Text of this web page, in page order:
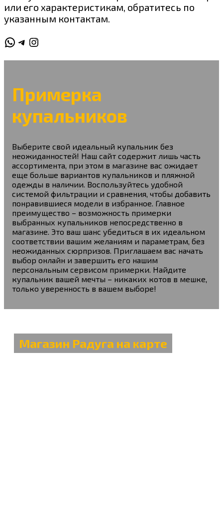
или его характеристикам, обратитесь по
указанным контактам.
WhatsApp Telegram Instagram
Примерка
купальников
Выберите свой идеальный купальник без
неожиданностей! Наш сайт содержит лишь часть
ассортимента, при этом в магазине вас ожидает
еще больше вариантов купальников и пляжной
одежды в наличии. Воспользуйтесь удобной
системой фильтрации и сравнения, чтобы добавить
понравившиеся модели в избранное. Главное
преимущество – возможность примерки
выбранных купальников непосредственно в
магазине. Это ваш шанс убедиться в их идеальном
соответствии вашим желаниям и параметрам, без
неожиданных сюрпризов. Приглашаем вас начать
выбор онлайн и завершить его нашим
персональным сервисом примерки. Найдите
купальник вашей мечты – никаких котов в мешке,
только уверенность в вашем выборе!
Магазин Радуга на карте